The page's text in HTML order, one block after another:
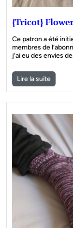
{Tricot}
Ce patron a été
membres de
j’ai eu des envies
Lire la suite